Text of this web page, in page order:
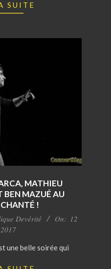
SUITE
MATHIEU
BEN MAZUÉ AU
!
Devérité On: 12
une belle soirée qui